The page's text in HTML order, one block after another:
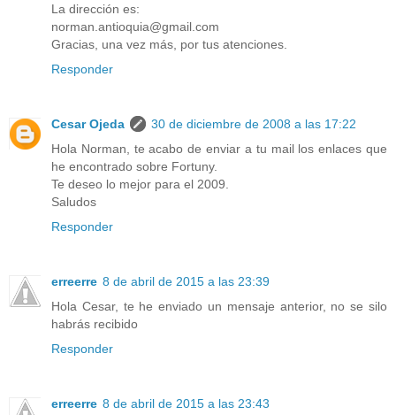
La dirección es:
norman.antioquia@gmail.com
Gracias, una vez más, por tus atenciones.
Responder
Cesar Ojeda
30 de diciembre de 2008 a las 17:22
Hola Norman, te acabo de enviar a tu mail los enlaces que
he encontrado sobre Fortuny.
Te deseo lo mejor para el 2009.
Saludos
Responder
erreerre 8 de abril de 2015 a las 23:39
Hola Cesar, te he enviado un mensaje anterior, no se silo
habrás recibido
Responder
erreerre 8 de abril de 2015 a las 23:43